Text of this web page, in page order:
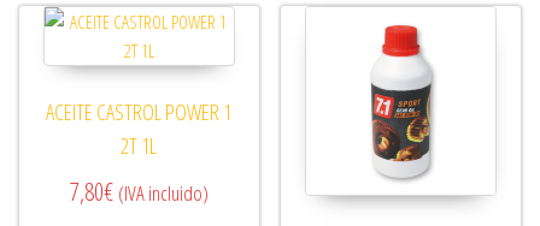
ACEITE CASTROL POWER 1
2T 1L
7,80€ (IVA incluido)